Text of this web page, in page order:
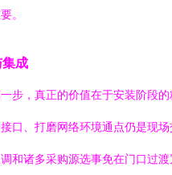
。
成
步，真正的价值在于安装阶段
口、打磨网络环境通点仍是现
和诸多采购源选事免在门口过